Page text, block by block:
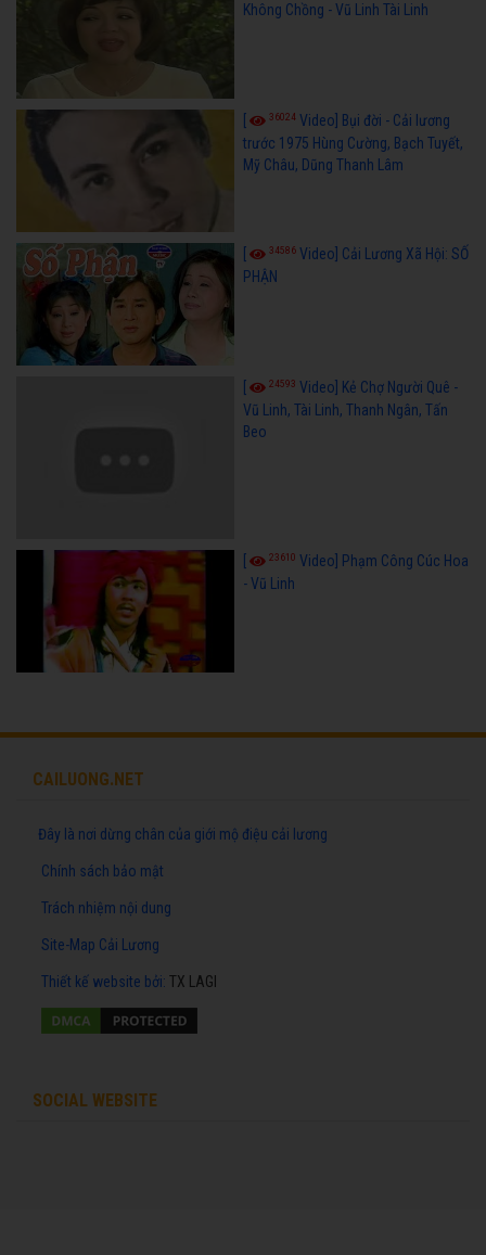
Không Chồng - Vũ Linh Tài Linh
36024 Video] Bụi đời - Cải lương
trước 1975 Hùng Cường, Bạch Tuyết,
Mỹ Châu, Dũng Thanh Lâm
34586 Video] Cải Lương Xã Hội: SỐ
PHẬN
24593 Video] Kẻ Chợ Người Quê -
Vũ Linh, Tài Linh, Thanh Ngân, Tấn
Beo
23610 Video] Phạm Công Cúc Hoa
- Vũ Linh
CAILUONG.NET
Đây là nơi dừng chân của giới mộ điệu cải lương
Chính sách bảo mật
Trách nhiệm nội dung
Site-Map Cải Lương
Thiết kế website bởi: TX LAGI
SOCIAL WEBSITE